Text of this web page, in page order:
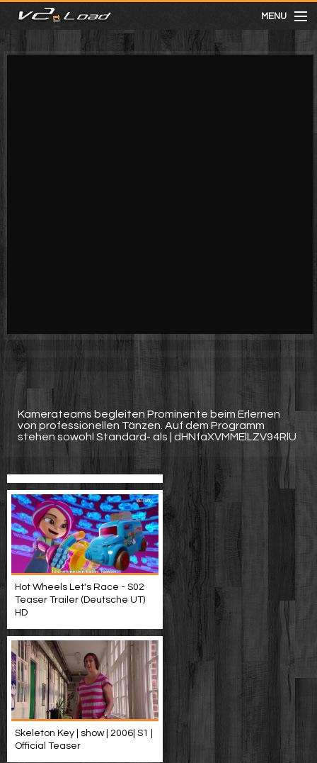
MENU
meist gesehen
Kamerateams begleiten Prominente beim Erlernen
von professionellen Tänzen. Auf dem Programm
stehen sowohl Standard- als | dHNfaXVMMElLZV94RlU
Hot Wheels Let's Race - S02
Teaser Trailer (Deutsche UT)
HD
Skeleton Key | show | 2006| S1 |
Official Teaser